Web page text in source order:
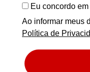
Eu concordo
Ao informar meus
Política de